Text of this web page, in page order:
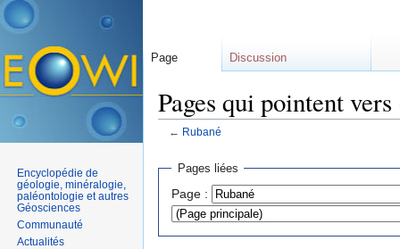
Pages qui pointent vers
← Rubané
Pages liées
Page :
Page Discussion
Encyclopédie de
géologie, minéralogie,
paléontologie et autres
Géosciences
Communauté
Actualités